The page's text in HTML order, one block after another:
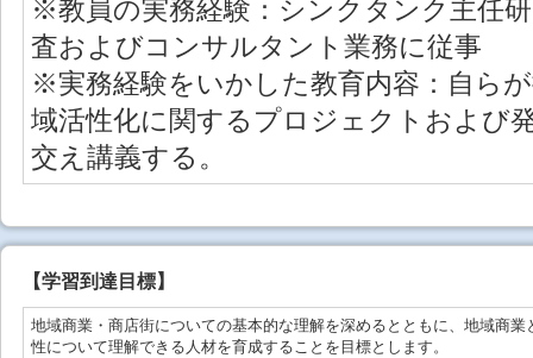
※教員の実務経験：シンクタンク主任
査およびコンサルタント業務に従事
※実務経験をいかした教育内容：自ら
域活性化に関するプロジェクトおよび
交え講義する。
【学習到達目標】
地域商業・商店街についての基本的な理解を深めるとともに、地域商
性について理解できる人材を育成することを目標とします。